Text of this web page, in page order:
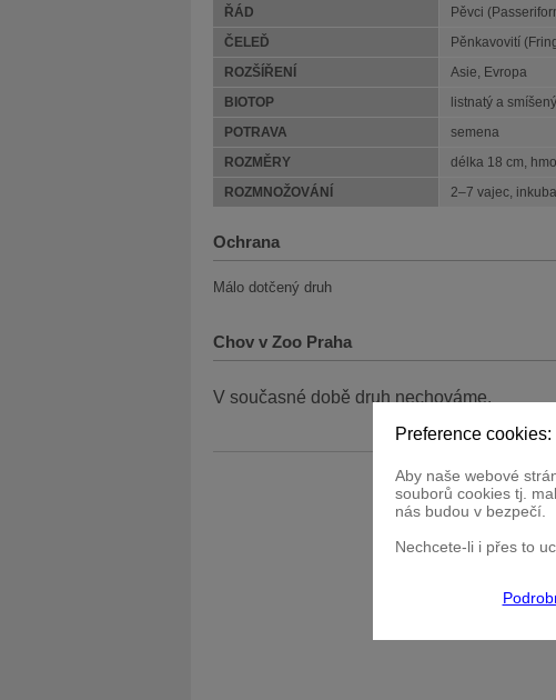
ŘÁD Pěvci
ČELEĎ Pěnkavovití
ROZŠÍŘENÍ Asie, Evropa
BIOTOP listnatý a
POTRAVA semena
ROZMĚRY délka 18 cm,
ROZMNOŽOVÁNÍ 2–7 vajec,
Ochrana
Málo dotčený druh
Chov v Zoo Praha
V současné době druh nechováme.
Preference
Aby naše webové
souborů cookies tj.
nás budou v bezpečí.
Nechcete-li i přes to